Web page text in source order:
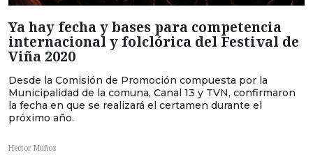
Ya hay fecha y bases para competencia
internacional y folclórica del Festival de
Viña 2020
Desde la Comisión de Promoción compuesta por la
Municipalidad de la comuna, Canal 13 y TVN, confirmaron
la fecha en que se realizará el certamen durante el
próximo año.
Hector Muñoz